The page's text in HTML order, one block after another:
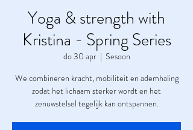
Yoga & strength with
Kristina - Spring Series
do 30 apr
  |
Sesoon
We combineren kracht, mobiliteit en ademhaling
zodat het lichaam sterker wordt en het
zenuwstelsel tegelijk kan ontspannen.